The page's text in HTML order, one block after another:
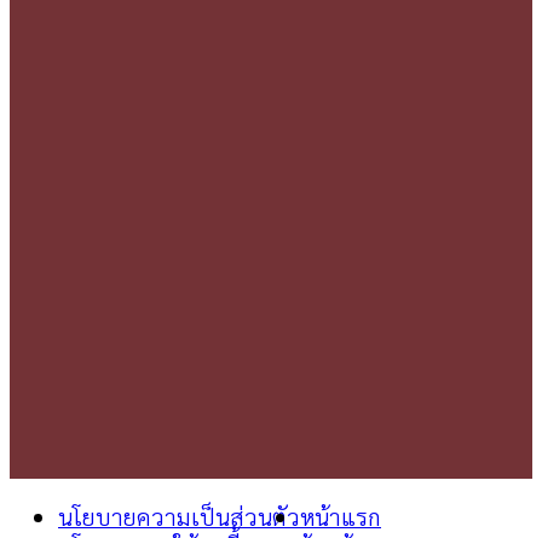
นโยบายความเป็นส่วนตัวหน้าแรก